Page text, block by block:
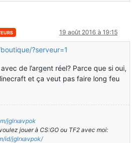
19 août 2016 à 19:15
?serveur=1
de l’argent réel? Parce que si oui,
et ça veut pas faire long feu
jglrxavpok
jouer à CS:GO ou TF2 avec moi:
id/jglrxavpok/